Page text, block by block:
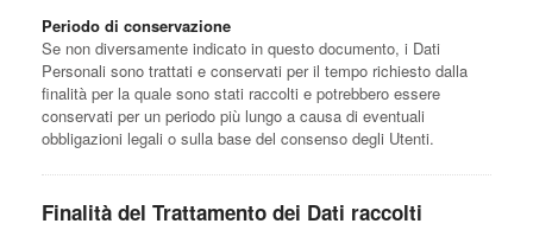
Periodo di conservazione
Se non diversamente indicato in questo documento, i Dati
Personali sono trattati e conservati per il tempo richiesto dalla
finalità per la quale sono stati raccolti e potrebbero essere
conservati per un periodo più lungo a causa di eventuali
obbligazioni legali o sulla base del consenso degli Utenti.
Finalità del Trattamento dei Dati raccolti